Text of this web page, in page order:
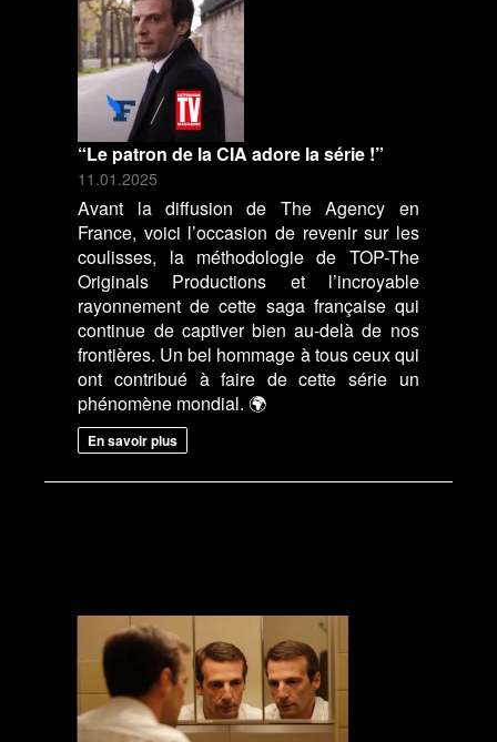
“Le patron de la CIA adore la série !”
11.01.2025
Avant la diffusion de The Agency en
France, voici l’occasion de revenir sur les
coulisses, la méthodologie de TOP-The
Originals Productions et l’incroyable
rayonnement de cette saga française qui
continue de captiver bien au-delà de nos
frontières. Un bel hommage à tous ceux qui
ont contribué à faire de cette série un
phénomène mondial. 🌍
En savoir plus